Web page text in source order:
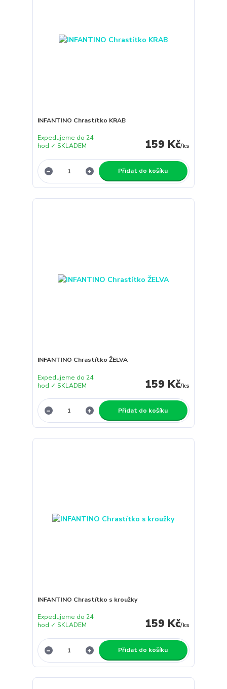
INFANTINO Chrastítko KRAB
159 Kč/ks
Expedujeme do 24
hod ✓ SKLADEM
Přidat do košíku
INFANTINO Chrastítko ŽELVA
159 Kč/ks
Expedujeme do 24
hod ✓ SKLADEM
Přidat do košíku
INFANTINO Chrastítko s kroužky
159 Kč/ks
Expedujeme do 24
hod ✓ SKLADEM
Přidat do košíku